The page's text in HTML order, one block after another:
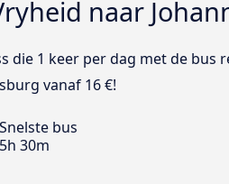
naar
die 1 keer per dag met de bus
vanaf 16 €!
Snelste bus
5h 30m